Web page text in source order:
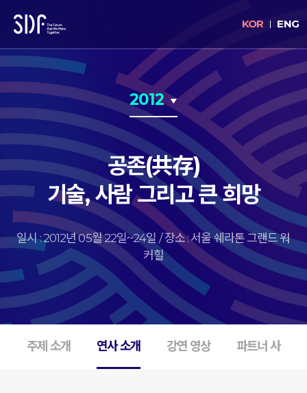
KOR ENG
2012
공존(共存)
기술, 사람 그리고 큰 희망
일시 : 2012년 05월 22일~24일 / 장소 : 서울 쉐라톤 그랜드 워
커힐
주제 소개 연사 소개 강연 영상 파트너 사